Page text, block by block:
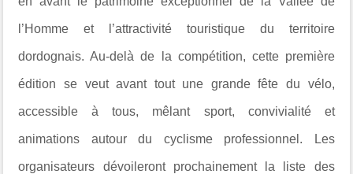
l’Homme et l’attractivité touristique du territoire
dordognais. Au-delà de la compétition, cette première
édition se veut avant tout une grande fête du vélo,
accessible à tous, mêlant sport, convivialité et
animations autour du cyclisme professionnel. Les
organisateurs dévoileront prochainement la liste des